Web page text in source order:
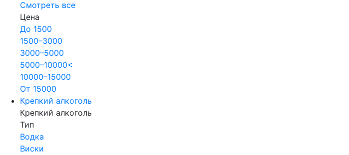
Смотреть все
Цена
До 1500
1500–3000
3000–5000
5000–10000<
10000–15000
От 15000
Крепкий алкоголь
Крепкий алкоголь
Тип
Водка
Виски